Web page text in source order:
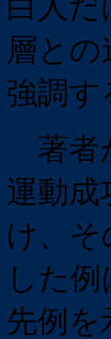
層と
強調
著者
運動成
け、
した
先例